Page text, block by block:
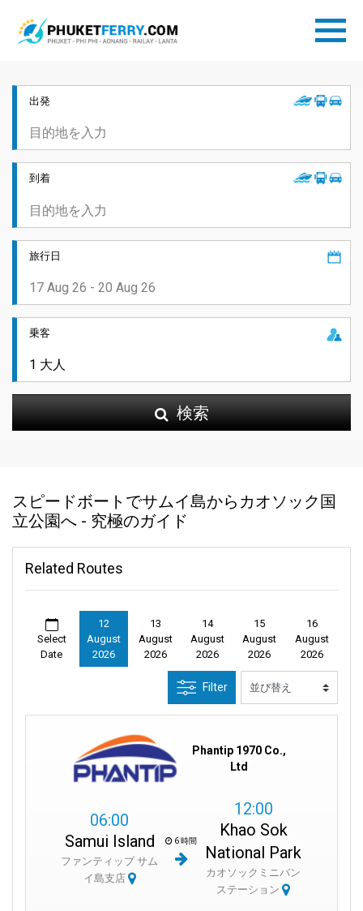
出発
到着
旅行日
乗客
検索
スピードボートでサムイ島からカオソック国
立公園へ - 究極のガイド
Related Routes
Select
Date
12
August
2026
13
August
2026
14
August
2026
15
August
2026
16
August
2026
Filter
Phantip 1970 Co.,
Ltd
06:00
Samui Island
ファンティップ サム
イ島支店
6 時間
12:00
Khao Sok
National Park
カオソックミニバン
ステーション